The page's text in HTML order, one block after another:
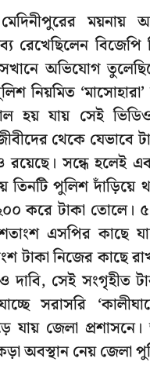
মেদিনীপুরের
রেখেছিলেন
অভিযোগ
নিয়মিত
হয় যায় সেই
থেকে যেভাবে
রয়েছে। সন্ধে হলেই
তিনটি পুলিশ দাঁড়িয়ে
করে টাকা তোলে।
এসপির কাছে
টাকা নিজের কাছে
সেই সংগৃহীত
সরাসরি
যায় জেলা
অবস্থান নেয় জেলা